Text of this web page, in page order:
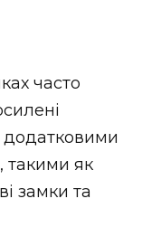
часто
додатковими
такими як
замки та